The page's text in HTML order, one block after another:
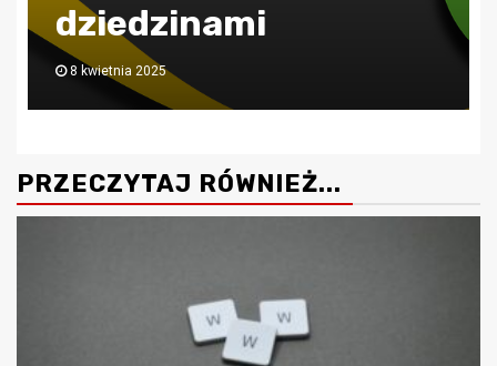
zdrowotną?
30 lipca 2024
PRZECZYTAJ RÓWNIEŻ...